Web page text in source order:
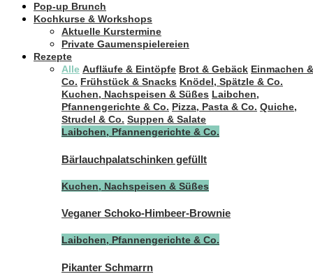
Pop-up Brunch
Kochkurse & Workshops
Aktuelle Kurstermine
Private Gaumenspielereien
Rezepte
Alle Aufläufe & Eintöpfe Brot & Gebäck Einmachen &
Co. Frühstück & Snacks Knödel, Spätzle & Co.
Kuchen, Nachspeisen & Süßes Laibchen,
Pfannengerichte & Co. Pizza, Pasta & Co. Quiche,
Strudel & Co. Suppen & Salate
Laibchen, Pfannengerichte & Co.
Bärlauchpalatschinken gefüllt
Kuchen, Nachspeisen & Süßes
Veganer Schoko-Himbeer-Brownie
Laibchen, Pfannengerichte & Co.
Pikanter Schmarrn